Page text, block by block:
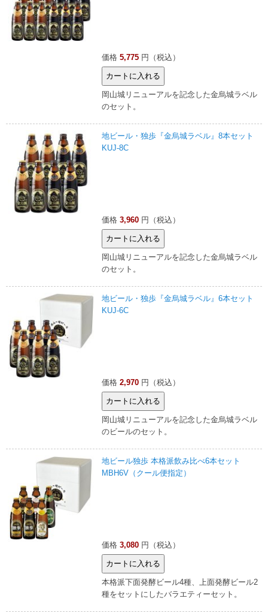
価格 5,775 円（税込）
岡山城リニューアルを記念した金烏城ラベル
のセット。
地ビール・独歩『金烏城ラベル』8本セット
KUJ-8C
価格 3,960 円（税込）
岡山城リニューアルを記念した金烏城ラベル
のセット。
地ビール・独歩『金烏城ラベル』6本セット
KUJ-6C
価格 2,970 円（税込）
岡山城リニューアルを記念した金烏城ラベル
のビールのセット。
地ビール独歩 本格派飲み比べ6本セット
MBH6V（クール便指定）
価格 3,080 円（税込）
本格派下面発酵ビール4種、上面発酵ビール2
種をセットにしたバラエティーセット。